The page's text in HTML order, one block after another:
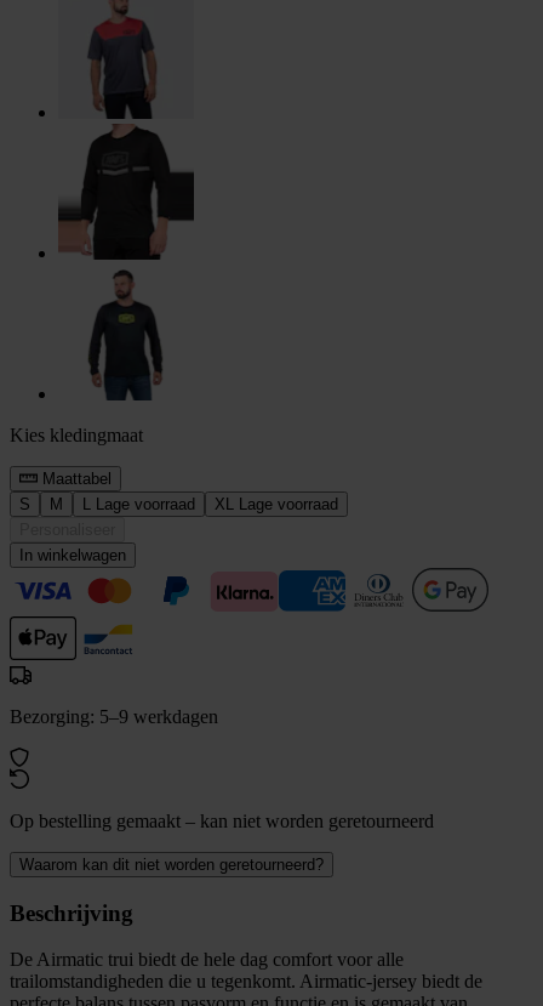
Kies kledingmaat
Maattabel
S
M L Lage voorraad XL Lage voorraad
In winkelwagen
Bezorging: 5–9 werkdagen
Op bestelling gemaakt – kan niet worden geretourneerd
Waarom kan dit niet worden geretourneerd?
Beschrijving
De Airmatic trui biedt de hele dag comfort voor alle
trailomstandigheden die u tegenkomt. Airmatic-jersey biedt de